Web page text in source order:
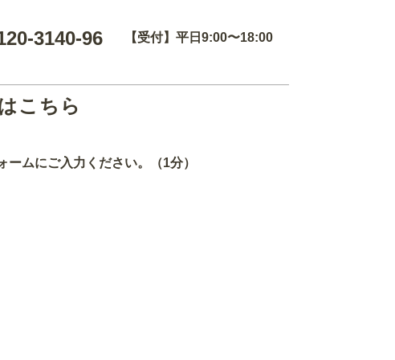
3140-96 【受付】平日9:00〜18:00
こちら
ームにご入力ください。（1分）